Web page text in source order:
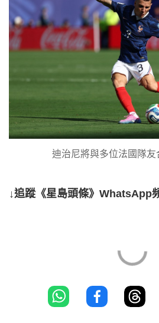
迪治尼將與多位法國隊友
↓追蹤《星島頭條》WhatsApp